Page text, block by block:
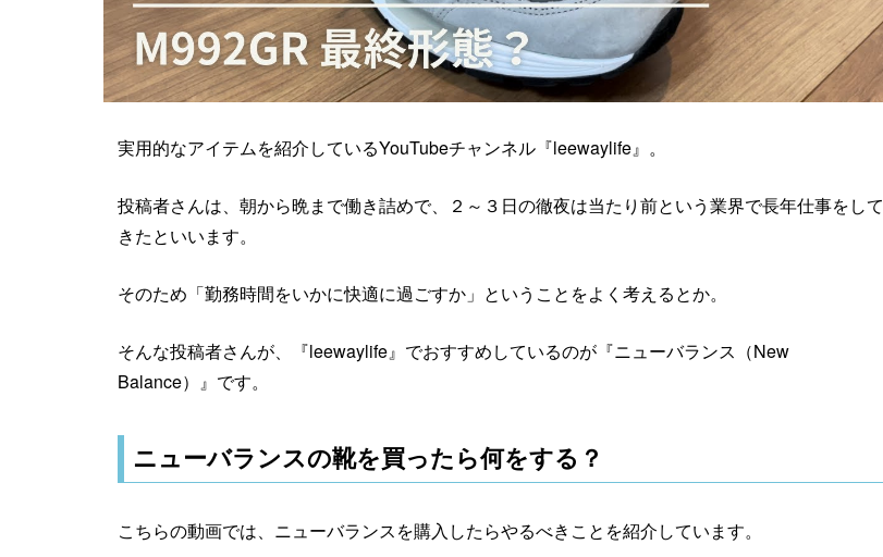
実用的なアイテムを紹介しているYouTubeチャンネル『leewaylife』。
投稿者さんは、朝から晩まで働き詰めで、２～３日の徹夜は当たり前という業界で長年仕事をして
きたといいます。
そのため「勤務時間をいかに快適に過ごすか」ということをよく考えるとか。
そんな投稿者さんが、『leewaylife』でおすすめしているのが『ニューバランス（New
Balance）』です。
ニューバランスの靴を買ったら何をする？
こちらの動画では、ニューバランスを購入したらやるべきことを紹介しています。